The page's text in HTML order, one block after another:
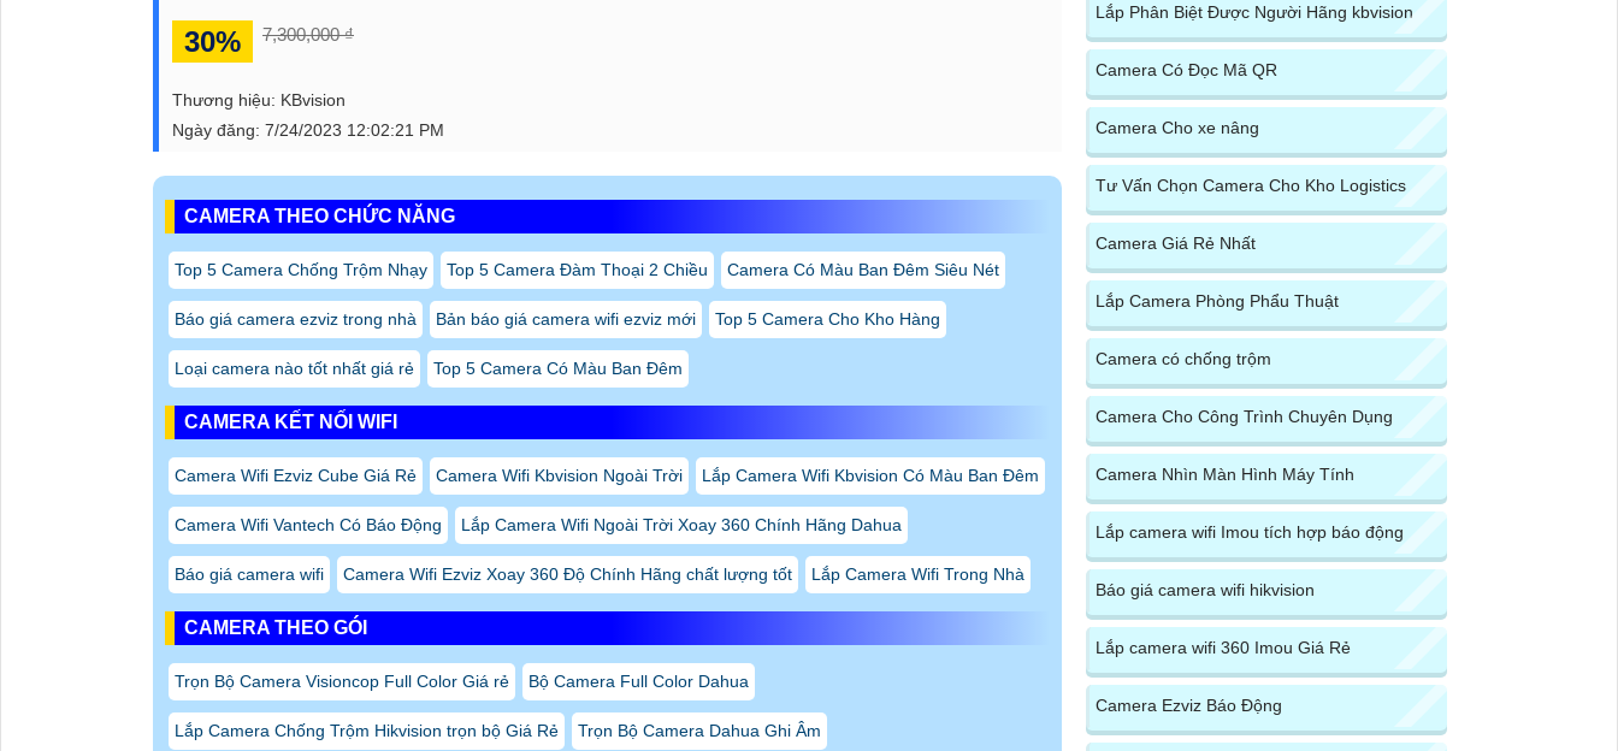
30% 7,300,000 ₫
Thương hiệu: KBvision
Ngày đăng: 7/24/2023 12:02:21 PM
CAMERA THEO CHỨC NĂNG
Top 5 Camera Chống Trộm Nhạy Top 5 Camera Đàm Thoại 2 Chiều Camera Có Màu Ban Đêm Siêu Nét
Báo giá camera ezviz trong nhà Bản báo giá camera wifi ezviz mới Top 5 Camera Cho Kho Hàng
Loại camera nào tốt nhất giá rẻ Top 5 Camera Có Màu Ban Đêm
CAMERA KẾT NỐI WIFI
Camera Wifi Ezviz Cube Giá Rẻ Camera Wifi Kbvision Ngoài Trời Lắp Camera Wifi Kbvision Có Màu Ban Đêm
Camera Wifi Vantech Có Báo Động Lắp Camera Wifi Ngoài Trời Xoay 360 Chính Hãng Dahua
Báo giá camera wifi Camera Wifi Ezviz Xoay 360 Độ Chính Hãng chất lượng tốt Lắp Camera Wifi Trong Nhà
CAMERA THEO GÓI
Trọn Bộ Camera Visioncop Full Color Giá rẻ Bộ Camera Full Color Dahua
Lắp Camera Chống Trộm Hikvision trọn bộ Giá Rẻ Trọn Bộ Camera Dahua Ghi Âm
Lắp Phân Biệt Được Người Hãng kbvision
Camera Có Đọc Mã QR
Camera Cho xe nâng
Tư Vấn Chọn Camera Cho Kho Logistics
Camera Giá Rẻ Nhất
Lắp Camera Phòng Phẩu Thuật
Camera có chống trộm
Camera Cho Công Trình Chuyên Dụng
Camera Nhìn Màn Hình Máy Tính
Lắp camera wifi Imou tích hợp báo động
Báo giá camera wifi hikvision
Lắp camera wifi 360 Imou Giá Rẻ
Camera Ezviz Báo Động